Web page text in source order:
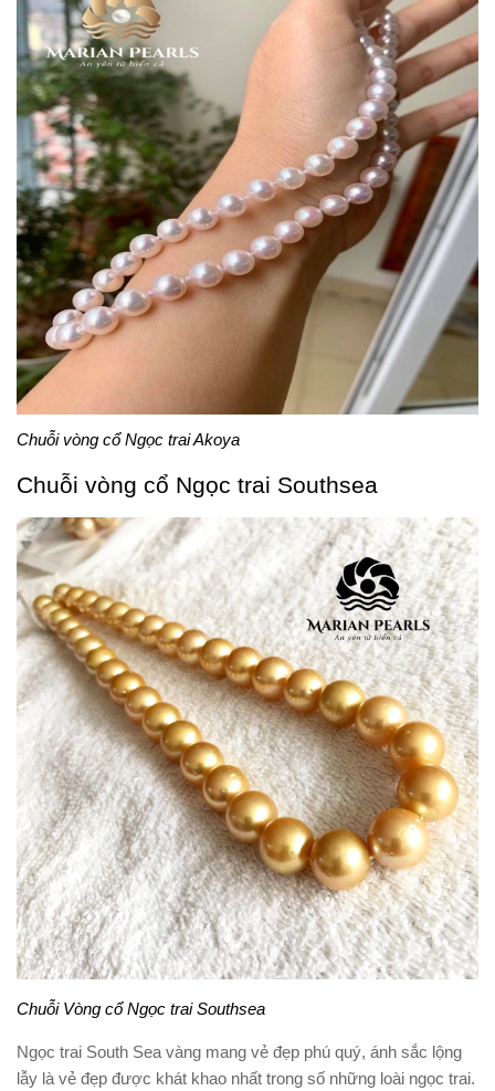
Chuỗi vòng cổ Ngọc trai Akoya
Chuỗi vòng cổ Ngọc trai Southsea
Chuỗi Vòng cổ Ngọc trai Southsea
Ngọc trai South Sea vàng mang vẻ đẹp phú quý, ánh sắc lộng
lẫy là vẻ đẹp được khát khao nhất trong số những loài ngọc trai.